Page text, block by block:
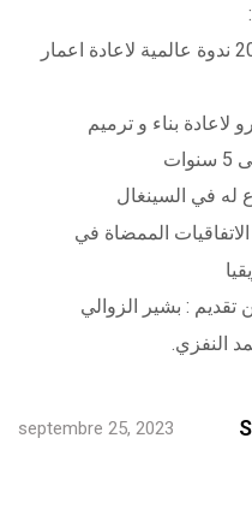
ليبيا: اقرار يوم 10 أكتوبر 2023 ندوة عالمية لاعادة اعمار
مليار يورو لاعادة بناء و ترميم
له في السينغال
الممضاة في
النفزي.
septembre 25, 2023